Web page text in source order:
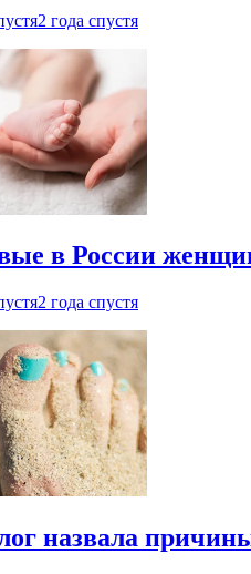
2 года спустя
в России
2 года спустя
назвала